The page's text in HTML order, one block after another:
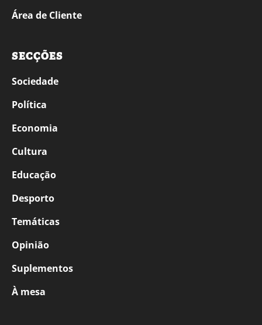
Área de Cliente
SECÇÕES
Sociedade
Política
Economia
Cultura
Educação
Desporto
Temáticas
Opinião
Suplementos
À mesa